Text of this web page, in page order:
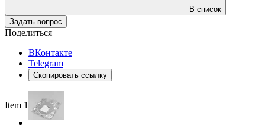
В список
Задать вопрос
Поделиться
ВКонтакте
Telegram
Скопировать ссылку
Item 1 of 3